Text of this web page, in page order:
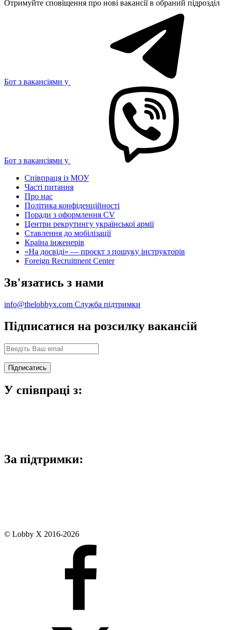
Отримуйте сповіщення про нові вакансії в обраний підрозділ
Бот з вакансіями у
Бот з вакансіями у
Співпраця із МОУ
Часті питання
Про нас
Політика конфіденційності
Поради з оформлення CV
Центри рекрутингу української армії
Ставлення до мобілізації
Країна інженерів
«На досвіді» — проєкт з пошуку інструкторів
Foreign Recruitment Center
Зв'язатись з нами
info@thelobbyx.com Служба підтримки
Підписатися на розсилку вакансій
У співпраці з:
За підтримки:
© Lobby X 2016-2026